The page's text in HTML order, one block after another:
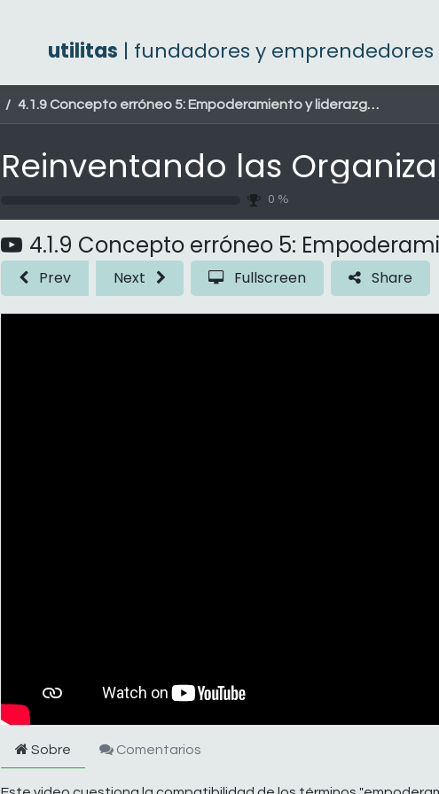
utilitas | fundadores y emprendedores
4.1.9 Concepto erróneo 5: Empoderamiento y liderazgo de servicio
0 %
4.1.9 Concepto erróneo 5:
Prev Next Fullscreen Share
Sobre Comentarios